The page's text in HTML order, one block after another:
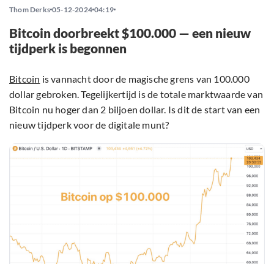
Thom Derks 05-12-2024 04:19
Bitcoin doorbreekt $100.000 — een nieuw
tijdperk is begonnen
Bitcoin is vannacht door de magische grens van 100.000
dollar gebroken. Tegelijkertijd is de totale marktwaarde van
Bitcoin nu hoger dan 2 biljoen dollar. Is dit de start van een
nieuw tijdperk voor de digitale munt?